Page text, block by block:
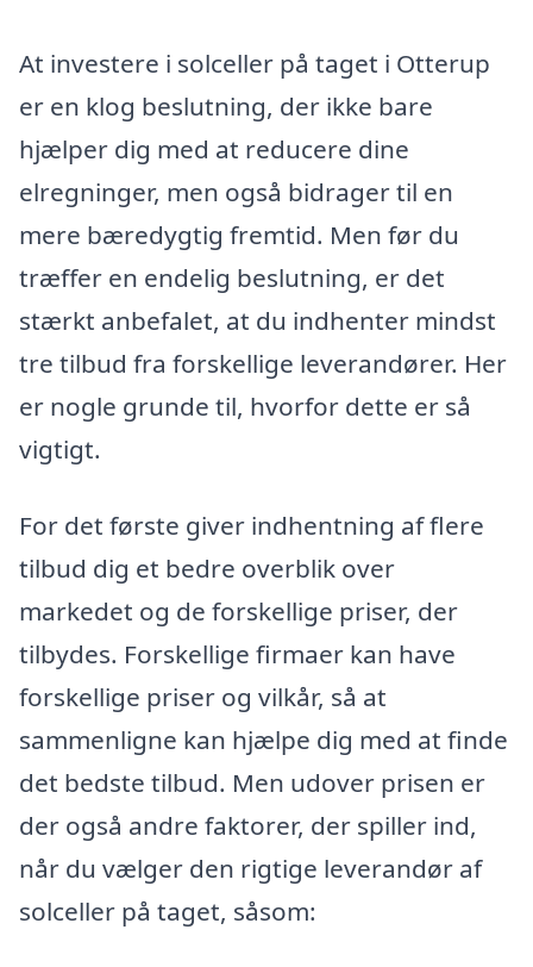
At investere i solceller på taget i Otterup
er en klog beslutning, der ikke bare
hjælper dig med at reducere dine
elregninger, men også bidrager til en
mere bæredygtig fremtid. Men før du
træffer en endelig beslutning, er det
stærkt anbefalet, at du indhenter mindst
tre tilbud fra forskellige leverandører. Her
er nogle grunde til, hvorfor dette er så
vigtigt.
For det første giver indhentning af flere
tilbud dig et bedre overblik over
markedet og de forskellige priser, der
tilbydes. Forskellige firmaer kan have
forskellige priser og vilkår, så at
sammenligne kan hjælpe dig med at finde
det bedste tilbud. Men udover prisen er
der også andre faktorer, der spiller ind,
når du vælger den rigtige leverandør af
solceller på taget, såsom: